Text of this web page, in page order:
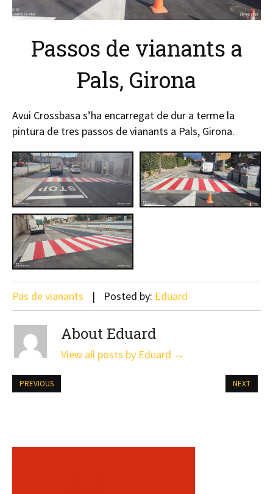
Passos de vianants a
Pals, Girona
Avui Crossbasa s’ha encarregat de dur a terme la
pintura de tres passos de vianants a Pals, Girona.
Pas de vianants Posted by: Eduard
About Eduard
View all posts by Eduard →
PREVIOUS NEXT